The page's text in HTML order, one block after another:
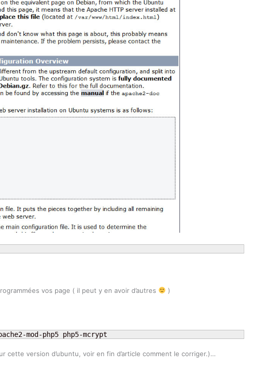
vos page ( il peut y en avoir d’autres )
mod-php5 php5-mcrypt
cette version d’ubuntu, voir en fin d’article comment le corriger.)…